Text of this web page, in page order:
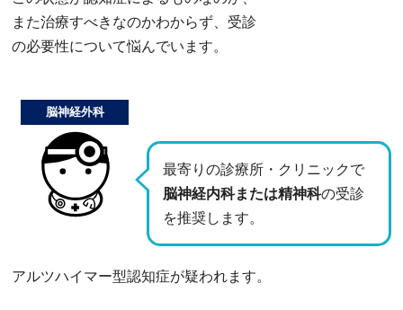
また治療すべきなのかわからず、受診
の必要性について悩んでいます。
最寄りの診療所・クリニックで
脳神経内科または精神科の受診
を推奨します。
脳神経外科
アルツハイマー型認知症が疑われます。